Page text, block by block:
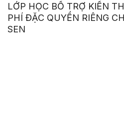
LỚP HỌC BỔ TRỢ KIẾN
PHÍ ĐẶC QUYỀN RIÊNG
SEN